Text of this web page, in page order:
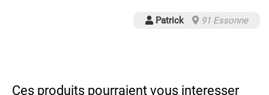
Patrick 91 Essonne
Ces produits pourraient vous interesser